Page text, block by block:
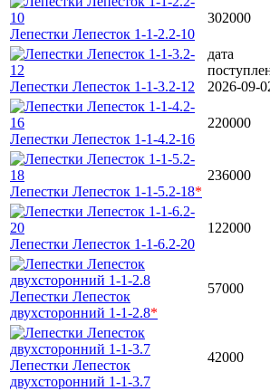
Лепестки Лепесток 1-1-2.2-10
302000
Лепестки Лепесток 1-1-3.2-12
дата
2026-09-
Лепестки Лепесток 1-1-4.2-16
220000
Лепестки Лепесток 1-1-5.2-18*
236000
Лепестки Лепесток 1-1-6.2-20
122000
Лепестки Лепесток
двухсторонний 1-1-2.8*
57000
Лепестки Лепесток
двухсторонний 1-1-3.7
42000